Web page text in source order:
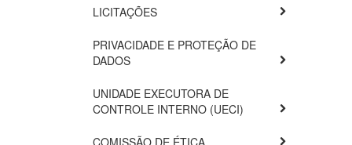
LICITAÇÕES
PRIVACIDADE E PROTEÇÃO DE
DADOS
UNIDADE EXECUTORA DE
CONTROLE INTERNO (UECI)
COMISSÃO DE ÉTICA